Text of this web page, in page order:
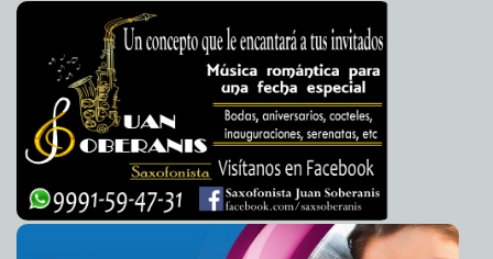
2014-03-16 15:31:57 Gran Premio Australia 2014: El alemán Nico Rosberg
Javier W. López Madera
2014-03-16 15:26:36 Zarpazo mortal: "Tigres" derrotó al Puebla a domicilio
Javier W. López Madera
2014-03-16 15:21:33 "Felinos" cobra revancha ante "Potros": Pumas golea
5-0 a Atlante y ya es tercer lugar Javier W. López Madera
2014-03-16 15:14:49 "La Máquina" volvió a la vía del triunfo al vencer 2 goles
a 1 a Tijuana Javier W. López Madera
2014-03-16 14:05:45 "Norsk Tillitsmann", acreedor noruego de
"Oceanografía", pone a la venta el "OSA Goliath" Javier W. López Madera
2014-03-16 14:02:25 El barco "OSA Goliath" está valuado en 245 millones de
dólares: Principal activo de "Oceanografía" Javier W. López Madera